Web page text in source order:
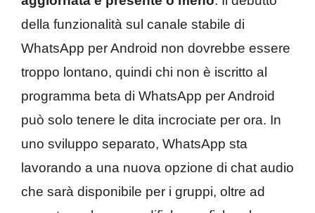
della funzionalità sul canale stabile di
WhatsApp per Android non dovrebbe essere
troppo lontano, quindi chi non è iscritto al
programma beta di WhatsApp per Android
può solo tenere le dita incrociate per ora. In
uno sviluppo separato, WhatsApp sta
lavorando a una nuova opzione di chat audio
che sarà disponibile per i gruppi, oltre ad